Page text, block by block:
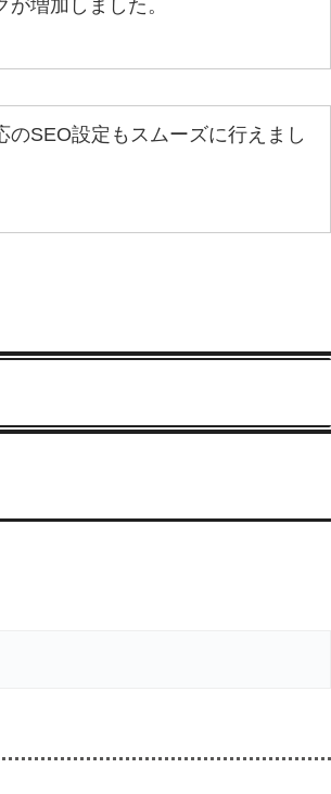
増加しました。
SEO設定もスムーズに行えまし